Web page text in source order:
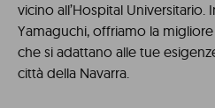
vicino all’Hospital Universitario.
Yamaguchi, offriamo la
che si adattano alle tue
città della Navarra.